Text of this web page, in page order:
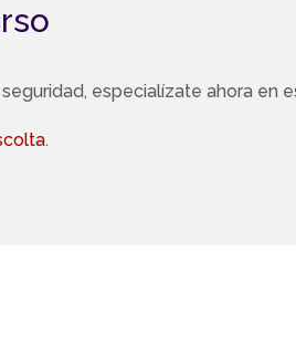
especialízate ahora en
.